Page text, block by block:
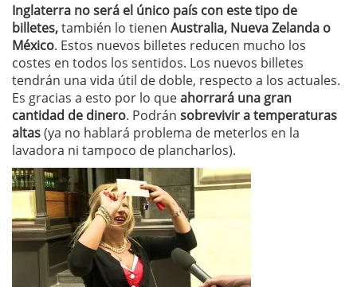
Inglaterra no será el único país con este tipo de
billetes,también lo tienen Australia, Nueva Zelanda o
México. Estos nuevos billetes reducen mucho los
costes en todos los sentidos. Los nuevos billetes
tendrán una vida útil de doble, respecto a los actuales.
Es gracias a esto por lo queahorrará una gran
cantidad de dinero. Podrán sobrevivir a temperaturas
altas(ya no hablará problema de meterlos en la
lavadora ni tampoco de plancharlos).